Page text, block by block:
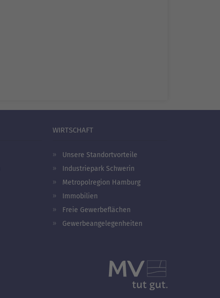
WIRTSCHAFT
Unsere Standortvorteile
Industriepark Schwerin
Metropolregion Hamburg
Immobilien
Freie Gewerbeflächen
Gewerbeangelegenheiten